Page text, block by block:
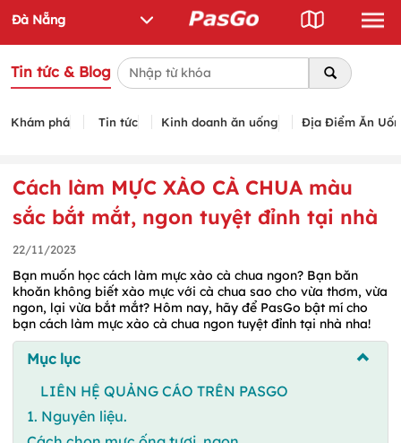
Tin tức & Blog
Khám phá Tin tức Kinh doanh ăn uống Địa Điểm Ăn
Cách làm MỰC XÀO CÀ CHUA màu
sắc bắt mắt, ngon tuyệt đỉnh tại nhà
22/11/2023
Bạn muốn học cách làm mực xào cà chua ngon? Bạn băn
khoăn không biết xào mực với cà chua sao cho vừa thơm, vừa
ngon, lại vừa bắt mắt? Hôm nay, hãy để PasGo bật mí cho
bạn cách làm mực xào cà chua ngon tuyệt đỉnh tại nhà nha!
Mục lục
LIÊN HỆ QUẢNG CÁO TRÊN PASGO
1. Nguyên liệu.